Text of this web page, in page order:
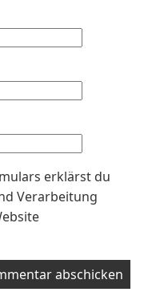
erklärst du
Verarbeitung